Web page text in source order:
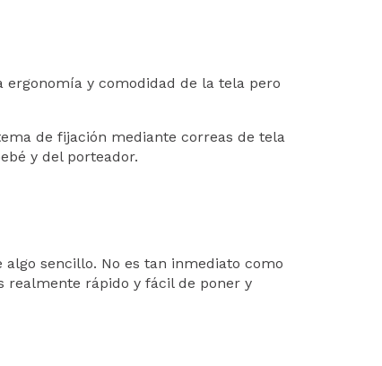
y comodidad de la tela pero
de fijación mediante correas de tela
y del porteador.
sencillo. No es tan inmediato como
realmente rápido y fácil de poner y